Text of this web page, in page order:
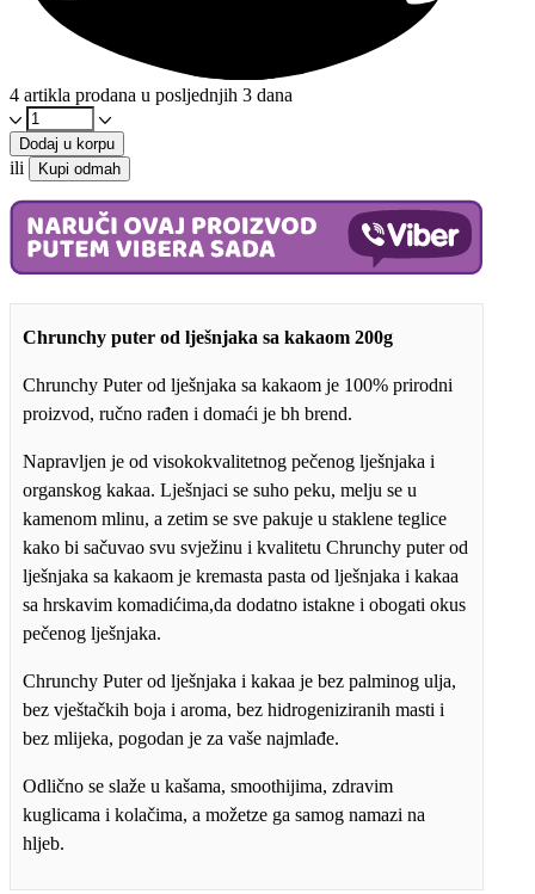
4 artikla prodana u posljednjih 3 dana
Crunchy
puter
od
lješnjaka
sa
kakaom
200g
-
glutena
količina
Dodaj u korpu
ili Kupi odmah
Chrunchy puter od lješnjaka sa kakaom 200g
Chrunchy Puter od lješnjaka sa kakaom je 100% prirodni
proizvod, ručno rađen i domaći je bh brend.
Napravljen je od visokokvalitetnog pečenog lješnjaka i
organskog kakaa. Lješnjaci se suho peku, melju se u
kamenom mlinu, a zetim se sve pakuje u staklene teglice
kako bi sačuvao svu svježinu i kvalitetu Chrunchy puter od
lješnjaka sa kakaom je kremasta pasta od lješnjaka i kakaa
sa hrskavim komadićima,da dodatno istakne i obogati okus
pečenog lješnjaka.
Chrunchy Puter od lješnjaka i kakaa je bez palminog ulja,
bez vještačkih boja i aroma, bez hidrogeniziranih masti i
bez mlijeka, pogodan je za vaše najmlađe.
Odlično se slaže u kašama, smoothijima, zdravim
kuglicama i kolačima, a možetze ga samog namazi na
hljeb.